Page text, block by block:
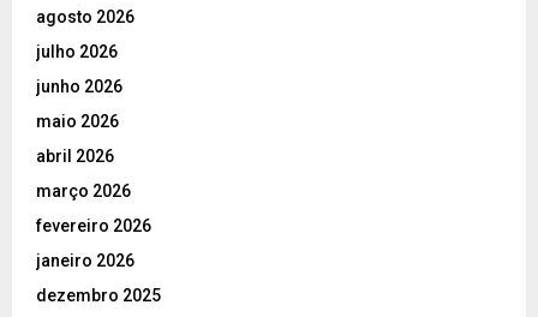
agosto 2026
julho 2026
junho 2026
maio 2026
abril 2026
março 2026
fevereiro 2026
janeiro 2026
dezembro 2025